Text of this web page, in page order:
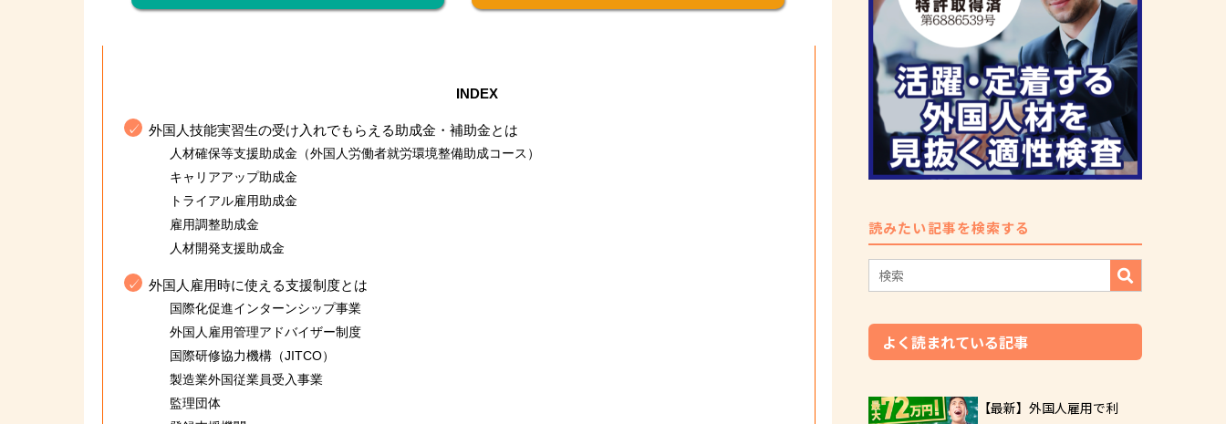
INDEX
外国人技能実習生の受け入れでもらえる助成金・補助金とは
人材確保等支援助成金（外国人労働者就労環境整備助成コース）
キャリアアップ助成金
トライアル雇用助成金
雇用調整助成金
人材開発支援助成金
外国人雇用時に使える支援制度とは
国際化促進インターンシップ事業
外国人雇用管理アドバイザー制度
国際研修協力機構（JITCO）
製造業外国従業員受入事業
監理団体
読みたい記事を検索する
よく読まれている記事
【最新】外国人雇用で利